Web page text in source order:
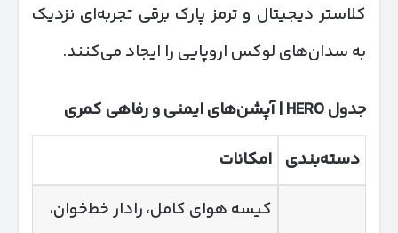
کلاستر دیجیتال و ترمز پارک برقی تجربه‌ای نزدیک
به سدان‌های لوکس اروپایی را ایجاد می‌کنند.
جدول
آپشن‌های ایمنی و رفاهی کمری
دسته‌بندی امکانات
کیسه هوای کامل، رادار خط‌خوان،